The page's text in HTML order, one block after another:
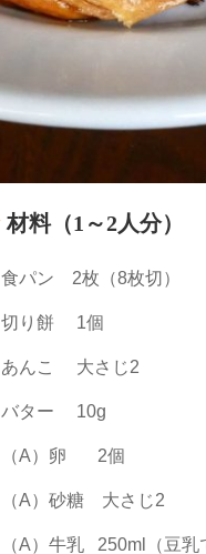
材料（1～2人分）
食パン 2枚（8枚切）
切り餅 1個
あんこ 大さじ2
バター 10g
（A）卵 2個
（A）砂糖 大さじ2
（A）牛乳 250ml（豆乳